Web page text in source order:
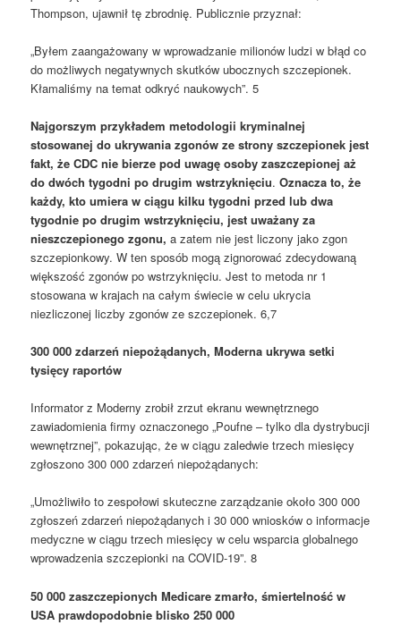
Thompson, ujawnił tę zbrodnię. Publicznie przyznał:
„Byłem zaangażowany w wprowadzanie milionów ludzi w błąd co
do możliwych negatywnych skutków ubocznych szczepionek.
Kłamaliśmy na temat odkryć naukowych”. 5
Najgorszym przykładem metodologii kryminalnej
stosowanej do ukrywania zgonów ze strony szczepionek jest
fakt, że CDC nie bierze pod uwagę osoby zaszczepionej aż
do dwóch tygodni po drugim wstrzyknięciu.Oznacza to, że
każdy, kto umiera w ciągu kilku tygodni przed lub dwa
tygodnie po drugim wstrzyknięciu, jest uważany za
nieszczepionego zgonu, a zatem nie jest liczony jako zgon
szczepionkowy. W ten sposób mogą zignorować zdecydowaną
większość zgonów po wstrzyknięciu. Jest to metoda nr 1
stosowana w krajach na całym świecie w celu ukrycia
niezliczonej liczby zgonów ze szczepionek. 6,7
300 000 zdarzeń niepożądanych, Moderna ukrywa setki
tysięcy raportów
Informator z Moderny zrobił zrzut ekranu wewnętrznego
zawiadomienia firmy oznaczonego „Poufne – tylko dla dystrybucji
wewnętrznej”, pokazując, że w ciągu zaledwie trzech miesięcy
zgłoszono 300 000 zdarzeń niepożądanych:
„Umożliwiło to zespołowi skuteczne zarządzanie około 300 000
zgłoszeń zdarzeń niepożądanych i 30 000 wniosków o informacje
medyczne w ciągu trzech miesięcy w celu wsparcia globalnego
wprowadzenia szczepionki na COVID-19”. 8
50 000 zaszczepionych Medicare zmarło, śmiertelność w
USA prawdopodobnie blisko 250 000